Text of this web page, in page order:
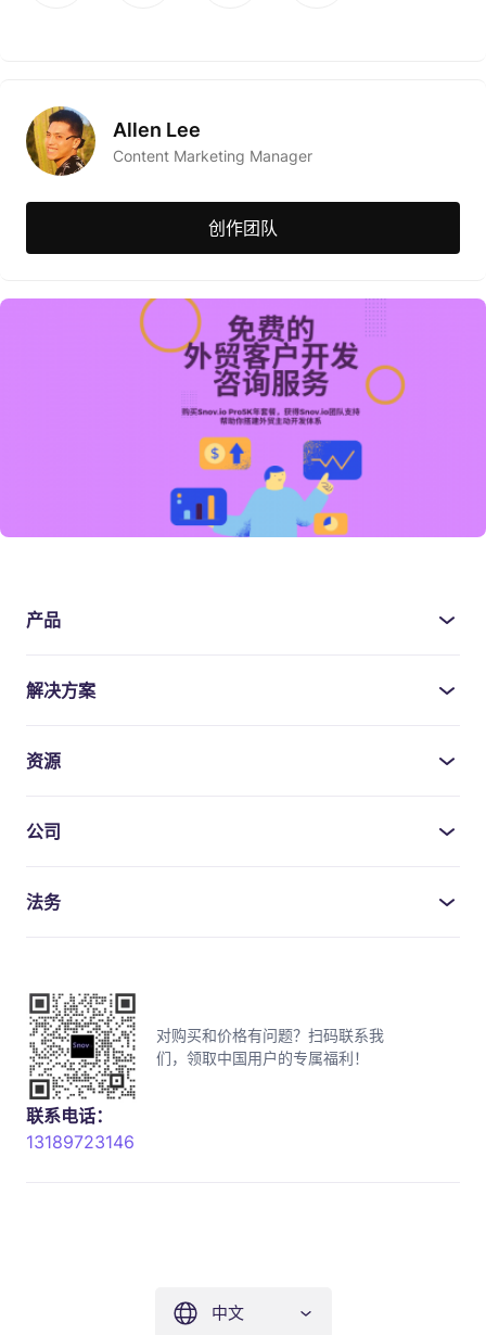
Allen Lee
Content Marketing Manager
创作团队
产品
解决方案
资源
公司
法务
对购买和价格有问题？扫码联系我
们，领取中国用户的专属福利！
联系电话：
13189723146
中文